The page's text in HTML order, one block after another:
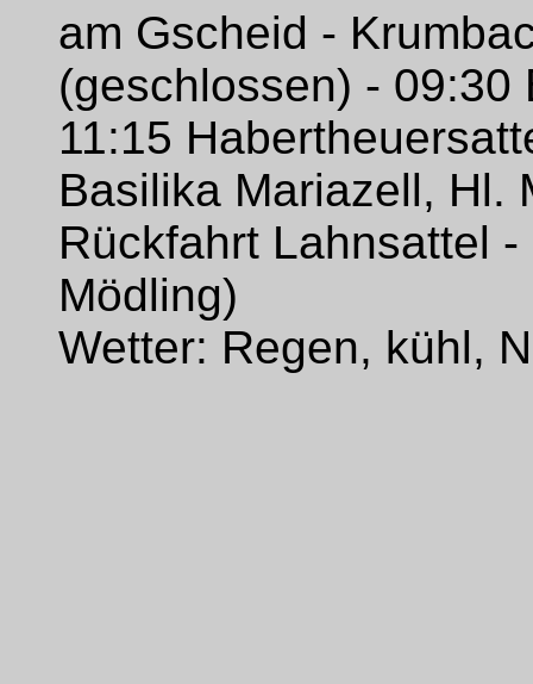
am Gscheid -
(geschlossen) - 09:30
11:15
Basilika Mariazell, Hl.
Rückfahrt Lahnsattel
Mödling)
Wetter: Regen, kühl,